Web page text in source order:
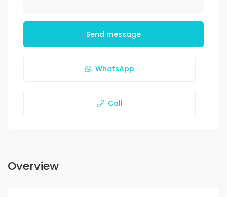
Send message
WhatsApp
Call
Overview